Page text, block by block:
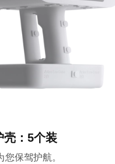
：5个装
保驾护航。